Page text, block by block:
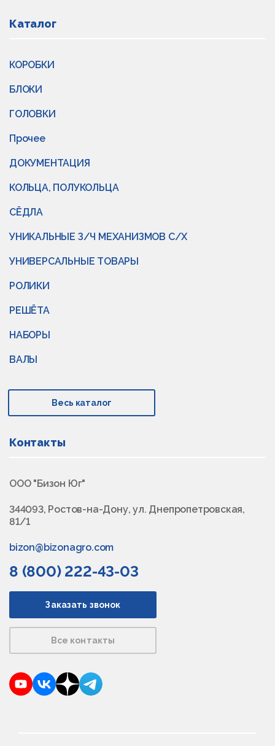
Каталог
КОРОБКИ
БЛОКИ
ГОЛОВКИ
Прочее
ДОКУМЕНТАЦИЯ
КОЛЬЦА, ПОЛУКОЛЬЦА
СЁДЛА
УНИКАЛЬНЫЕ З/Ч МЕХАНИЗМОВ С/Х
УНИВЕРСАЛЬНЫЕ ТОВАРЫ
РОЛИКИ
РЕШЁТА
НАБОРЫ
ВАЛЫ
Весь каталог
Контакты
ООО "Бизон Юг"
344093, Ростов-на-Дону, ул. Днепропетровская,
81/1
bizon@bizonagro.com
8 (800) 222-43-03
Заказать звонок
Все контакты
YouTubeVKontakte
DzenTelegram